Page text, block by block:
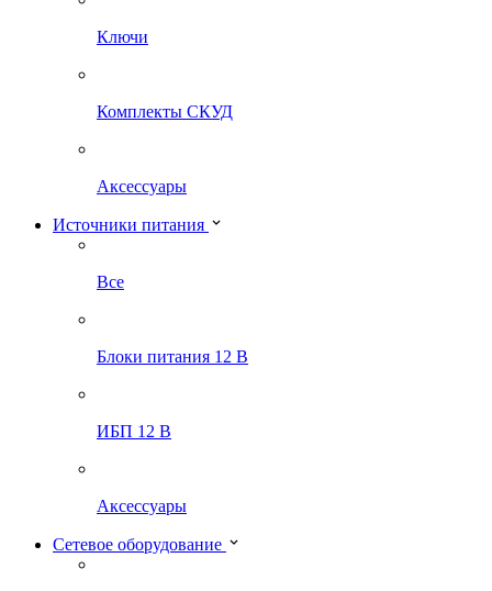
Ключи
Комплекты СКУД
Аксессуары
Источники питания
Все
Блоки питания 12 В
ИБП 12 В
Аксессуары
Сетевое оборудование